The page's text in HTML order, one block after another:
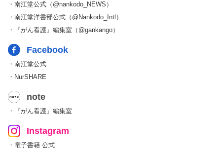
・南江堂公式（@nankodo_NEWS）
・南江堂洋書部公式（@Nankodo_Intl）
・『がん看護』編集室（@gankango）
Facebook
・南江堂公式
・NurSHARE
note
・『がん看護』編集室
Instagram
・電子書籍 公式